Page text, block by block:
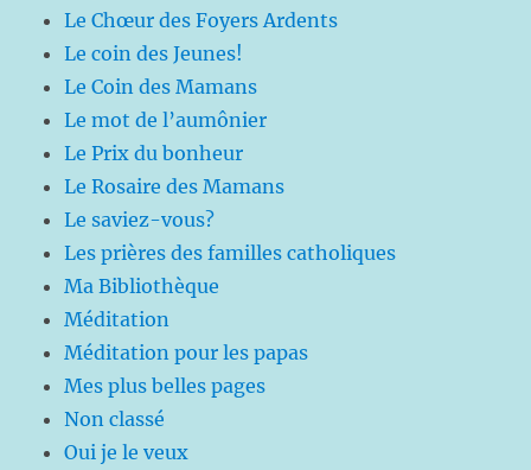
Le Chœur des Foyers Ardents
Le coin des Jeunes!
Le Coin des Mamans
Le mot de l’aumônier
Le Prix du bonheur
Le Rosaire des Mamans
Le saviez-vous?
Les prières des familles catholiques
Ma Bibliothèque
Méditation
Méditation pour les papas
Mes plus belles pages
Non classé
Oui je le veux